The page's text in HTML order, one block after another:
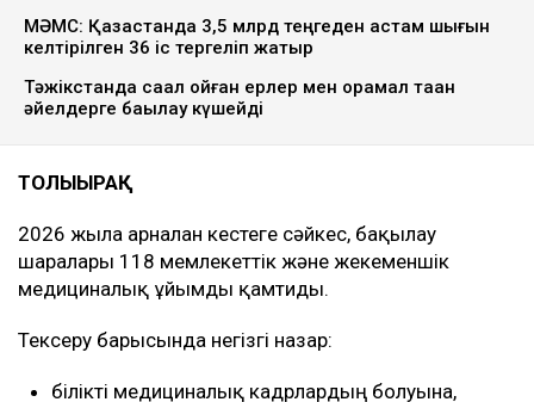
МӘМС: Қазақстанда 3,5 млрд теңгеден астам шығын
келтірілген 36 іс тергеліп жатыр
Тәжікстанда сақал қойған ерлер мен орамал таққан
әйелдерге бақылау күшейді
ТОЛЫҒЫРАҚ
2026 жылға арналған кестеге сәйкес, бақылау
шаралары 118 мемлекеттік және жекеменшік
медициналық ұйымды қамтиды.
Тексеру барысында негізгі назар:
білікті медициналық кадрлардың болуына,